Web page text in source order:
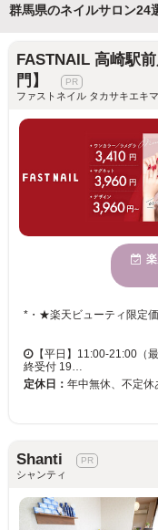
群馬県のネイルサロン24
FASTNAIL 高崎駅
門】
ファストネイル タカサキエキ
【平日】11:00-21:00（
終受付 19…
定休日： 年中無休、不定休
Shanti
シャンティ